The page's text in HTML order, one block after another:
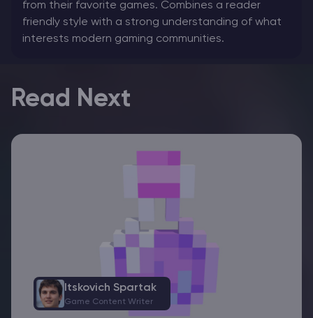
from their favorite games. Combines a reader
friendly style with a strong understanding of what
interests modern gaming communities.
Read Next
Itskovich Spartak
Game Content Writer